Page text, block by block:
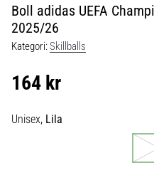
Var
en
del
match,
och…
Boll adidas UEFA
2025/26
Kategori:Skillballs
164 kr
Unisex, Lila